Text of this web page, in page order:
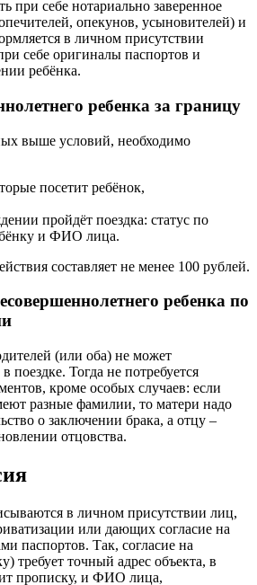
при себе нотариально заверенное
опекунов, усыновителей) и
в личном присутствии
себе оригиналы паспортов и
ребёнка.
ребенка за границу
выше условий, необходимо
посетит ребёнок,
пройдёт поездка: статус по
и ФИО лица.
составляет не менее 100 рублей.
ребенка по
(или оба) не может
поездке. Тогда не потребуется
кроме особых случаев: если
разные фамилии, то матери надо
о заключении брака, а отцу –
отцовства.
в личном присутствии лиц,
или дающих согласие на
паспортов. Так, согласие на
требует точный адрес объекта, в
прописку, и ФИО лица,